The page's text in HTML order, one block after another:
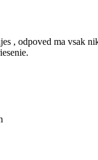
, odpoved ma vsak